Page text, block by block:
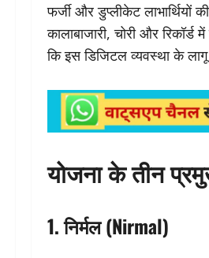
फर्जी और डुप्लीकेट
कालाबाजारी, चोरी और
कि इस डिजिटल व्यवस्था के
योजना के तीन
1. निर्मल (Nirmal)